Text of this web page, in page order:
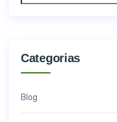
Categorias
Blog